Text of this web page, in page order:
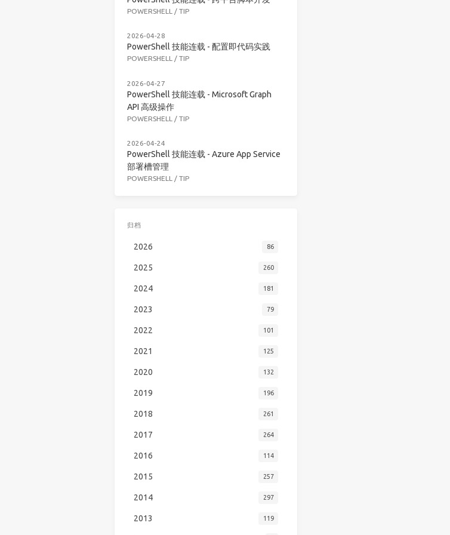
POWERSHELL / TIP
2026-04-28
PowerShell 技能连载 - 配置即代码实践
POWERSHELL / TIP
2026-04-27
PowerShell 技能连载 - Microsoft Graph
API 高级操作
POWERSHELL / TIP
2026-04-24
PowerShell 技能连载 - Azure App Service
部署槽管理
POWERSHELL / TIP
归档
2026 86
2025 260
2024 181
2023 79
2022 101
2021 125
2020 132
2019 196
2018 261
2017 264
2016 114
2015 257
2014 297
2013 119